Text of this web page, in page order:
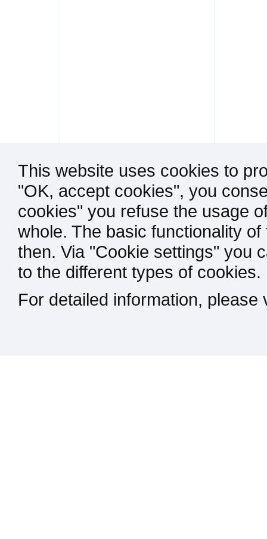
This website uses cookies to
"OK, accept cookies", you
cookies" you refuse the usage
whole. The basic functionality
then. Via "Cookie settings" you
to the different types of cookies.
For detailed information,